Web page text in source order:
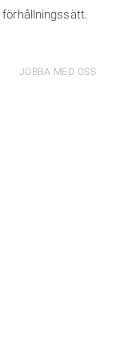
JOBBA MED OSS